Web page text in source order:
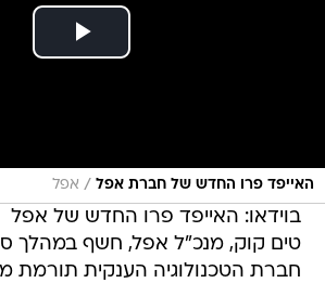
האייפד פרו החדש של חברת אפל / אפל
בוידאו: האייפד פרו החדש של אפל
טים קוק, מנכ"ל אפל, חשף במהלך
חברת הטכנולוגיה הענקית תורמת